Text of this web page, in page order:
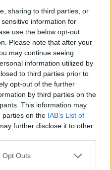
sharing to third parties, or
information for
use the below opt-out
Please note that after your
may continue seeing
information utilized by
to third parties prior to
opt-out of the further
by third parties on the
This information may
parties on the IAB’s List of
further disclose it to other
Opt Outs
3 Αυγούστου 2026